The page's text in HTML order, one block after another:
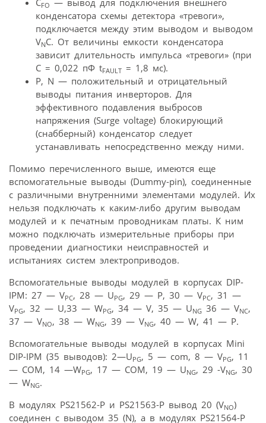
CFO — вывод для подключения внешнего
конденсатора схемы детектора «тревоги»,
подключается между этим выводом и выводом
VNC. От величины емкости конденсатора
зависит длительность импульса «тревоги» (при
С = 0,022 пФ tFAULT = 1,8 мс).
Р, N — положительный и отрицательный
выводы питания инверторов. Для
эффективного подавления выбросов
напряжения (Surge voltage) блокирующий
(снабберный) конденсатор следует
устанавливать непосредственно между ними.
Помимо перечисленного выше, имеются еще
вспомогательные выводы (Dummy-pin), соединенные
с различными внутренними элементами модулей. Их
нельзя подключать к каким-либо другим выводам
модулей и к печатным проводникам платы. К ним
можно подключать измерительные приборы при
проведении диагностики неисправностей и
испытаниях систем электроприводов.
Вспомогательные выводы модулей в корпусах DIP-
IPM: 27 — VPC, 28 — UPG, 29 — P, 30 — VPC, 31 —
VPG, 32 — U,33 — WPG, 34 — V, 35 — UNG 36 — VNC,
37 — VNO, 38 — WNG, 39 — VNG, 40 — W, 41 — P.
Вспомогательные выводы модулей в корпусах Mini
DIP-IPM (35 выводов): 2—UPG, 5 — com, 8 — VPG, 11
— COM, 14 —WPG, 17 — COM, 19 — UNG, 29 -VNG, 30
— WNG.
В модулях PS21562-P и PS21563-P вывод 20 (VNO)
соединен с выводом 35 (N), а в модулях PS21564-P